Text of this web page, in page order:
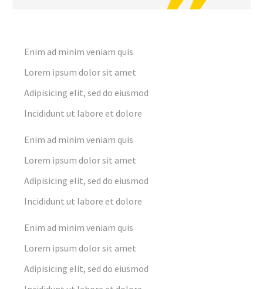
Enim ad minim veniam quis
Lorem ipsum dolor sit amet
Adipisicing elit, sed do eiusmod
Incididunt ut labore et dolore
Enim ad minim veniam quis
Lorem ipsum dolor sit amet
Adipisicing elit, sed do eiusmod
Incididunt ut labore et dolore
Enim ad minim veniam quis
Lorem ipsum dolor sit amet
Adipisicing elit, sed do eiusmod